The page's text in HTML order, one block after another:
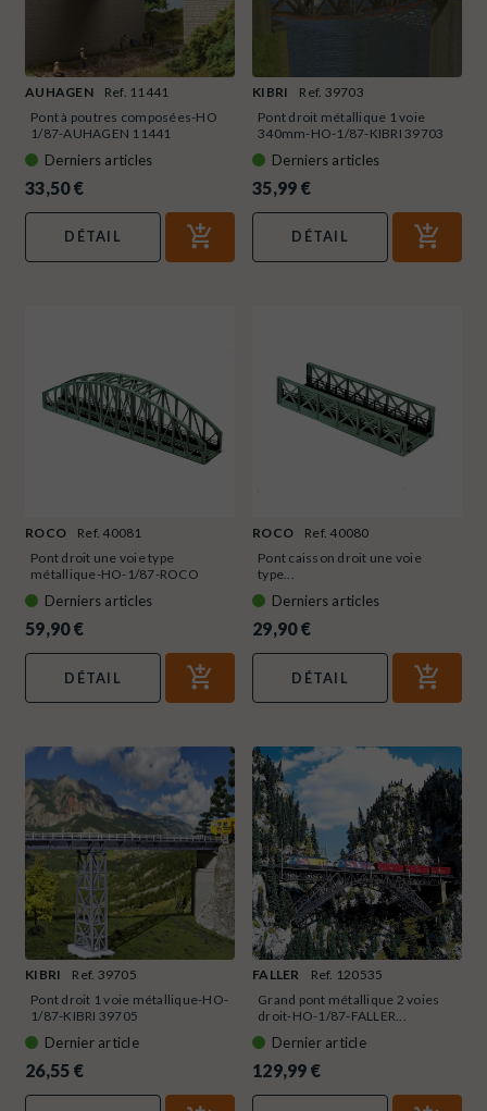
AUHAGEN
Ref. 11441
Pont à poutres composées-HO
1/87-AUHAGEN 11441
Derniers articles
33,50 €
DÉTAIL
KIBRI
Ref. 39703
Pont droit métallique 1 voie
340mm-HO-1/87-KIBRI 39703
Derniers articles
35,99 €
DÉTAIL
ROCO
Ref. 40081
Pont droit une voie type
métallique-HO-1/87-ROCO
40081
Derniers articles
59,90 €
DÉTAIL
ROCO
Ref. 40080
Pont caisson droit une voie
type...
Derniers articles
29,90 €
DÉTAIL
KIBRI
Ref. 39705
Pont droit 1 voie métallique-HO-
1/87-KIBRI 39705
Dernier article
26,55 €
FALLER
Ref. 120535
Grand pont métallique 2 voies
droit-HO-1/87-FALLER...
Dernier article
129,99 €